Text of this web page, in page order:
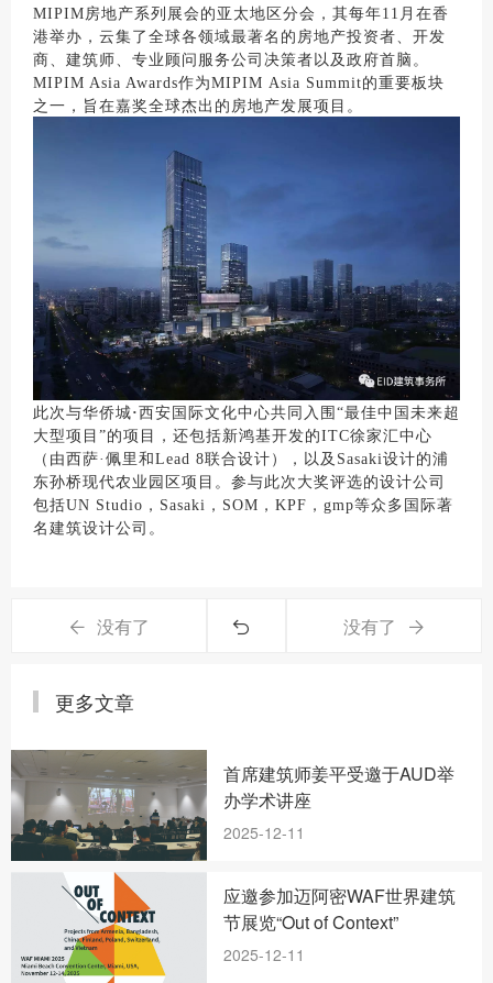
MIPIM房地产系列展会的亚太地区分会，其每年11月在香
港举办，云集了全球各领域最著名的房地产投资者、开发
商、建筑师、专业顾问服务公司决策者以及政府首脑。
MIPIM Asia Awards作为MIPIM Asia Summit的重要板块
之一，旨在嘉奖全球杰出的房地产发展项目。
此次与华侨城·西安国际文化中心共同入围“最佳中国未来超
大型项目”的项目，还包括新鸿基开发的ITC徐家汇中心
（由西萨·佩里和Lead 8联合设计），以及Sasaki设计的浦
东孙桥现代农业园区项目。参与此次大奖评选的设计公司
包括UN Studio，Sasaki，SOM，KPF，gmp等众多国际著
名建筑设计公司。
没有了 没有了
更多文章
首席建筑师姜平受邀于AUD举
办学术讲座
2025-12-11
应邀参加迈阿密WAF世界建筑
节展览“Out of Context”
2025-12-11